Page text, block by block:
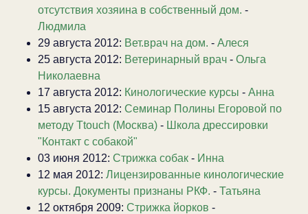
отсутствия хозяина в собственный дом. -
Людмила
29 августа 2012: Вет.врач на дом. - Алеся
25 августа 2012: Ветеринарный врач - Ольга
Николаевна
17 августа 2012: Кинологические курсы - Анна
15 августа 2012: Семинар Полины Егоровой по
методу Ttouch (Москва) - Школа дрессировки
"Контакт с собакой"
03 июня 2012: Стрижка собак - Инна
12 мая 2012: Лицензированные кинологические
курсы. Документы признаны РКФ. - Татьяна
12 октября 2009: Стрижка йорков -